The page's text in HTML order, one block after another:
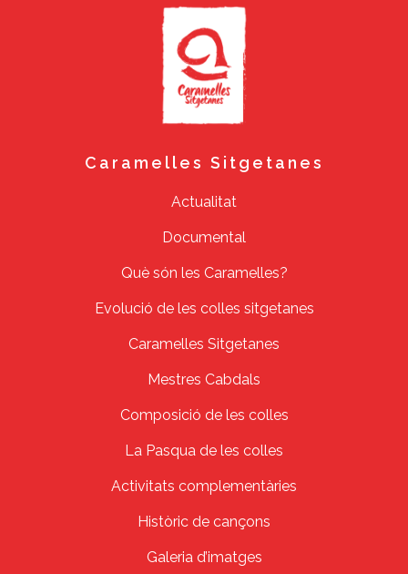
Caramelles Sitgetanes
Actualitat
Documental
Què són les Caramelles?
Evolució de les colles sitgetanes
Caramelles Sitgetanes
Mestres Cabdals
Composició de les colles
La Pasqua de les colles
Activitats complementàries
Històric de cançons
Galeria d’imatges